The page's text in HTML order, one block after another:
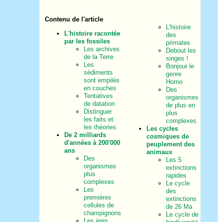
Contenu de l'article
L'histoire racontée
par les fossiles
Les archives
de la Terre
Les
sédiments
sont empilés
en couches
Tentatives
de datation
Distinguer
les faits et
les théories
De 2 milliards
d'années à 200'000
ans
Des
organismes
plus
complexes
Les
premières
cellules de
champignons
L'histoire
des
primates
Debout les
singes !
Bonjour le
genre
Homo
Des
organismes
de plus en
plus
complexes
Les cycles
cosmiques de
peuplement des
animaux
Les 5
extinctions
rapides
Le cycle
des
extinctions
de 26 Ma
Le cycle de